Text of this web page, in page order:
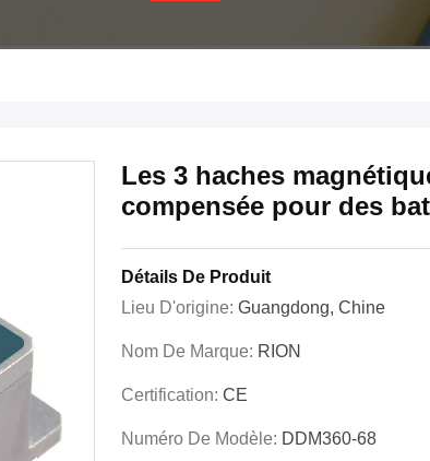
Les 3 haches
compensée pour des
Détails De Produit
Lieu D'origine: Guangdong, Chine
Nom De Marque: RION
Certification: CE
Numéro De Modèle: DDM360-68